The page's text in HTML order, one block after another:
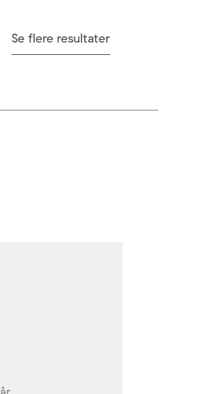
Se flere resultater